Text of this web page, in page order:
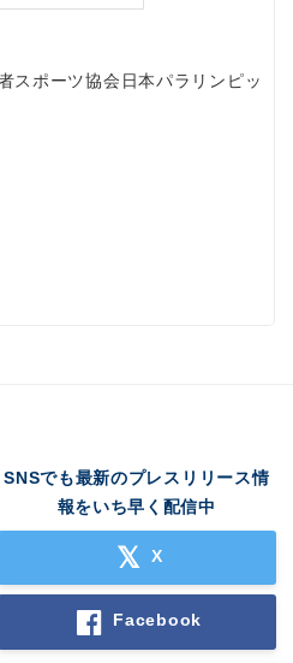
スポーツ協会日本パラリンピッ
SNSでも最新のプレスリリース情
報をいち早く配信中
X
Facebook